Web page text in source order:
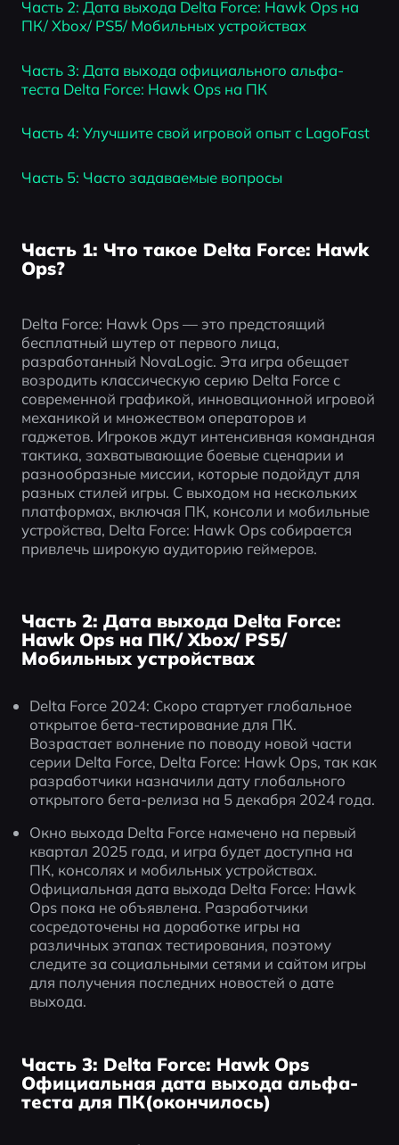
Часть 2: Дата выхода Delta Force: Hawk Ops на
ПК/ Xbox/ PS5/ Мобильных устройствах
Часть 3: Дата выхода официального альфа-
теста Delta Force: Hawk Ops на ПК
Часть 4: Улучшите свой игровой опыт с LagoFast
Часть 5: Часто задаваемые вопросы
Часть 1: Что такое Delta Force: Hawk
Ops?
Delta Force: Hawk Ops — это предстоящий
бесплатный шутер от первого лица,
разработанный NovaLogic. Эта игра обещает
возродить классическую серию Delta Force с
современной графикой, инновационной игровой
механикой и множеством операторов и
гаджетов. Игроков ждут интенсивная командная
тактика, захватывающие боевые сценарии и
разнообразные миссии, которые подойдут для
разных стилей игры. С выходом на нескольких
платформах, включая ПК, консоли и мобильные
устройства, Delta Force: Hawk Ops собирается
привлечь широкую аудиторию геймеров.
Часть 2: Дата выхода Delta Force:
Hawk Ops на ПК/ Xbox/ PS5/
Мобильных устройствах
Delta Force 2024: Скоро стартует глобальное
открытое бета-тестирование для ПК.
Возрастает волнение по поводу новой части
серии Delta Force, Delta Force: Hawk Ops, так как
разработчики назначили дату глобального
открытого бета-релиза на 5 декабря 2024 года.
Окно выхода Delta Force намечено на первый
квартал 2025 года, и игра будет доступна на
ПК, консолях и мобильных устройствах.
Официальная дата выхода Delta Force: Hawk
Ops пока не объявлена. Разработчики
сосредоточены на доработке игры на
различных этапах тестирования, поэтому
следите за социальными сетями и сайтом игры
для получения последних новостей о дате
выхода.
Часть 3: Delta Force: Hawk Ops
Официальная дата выхода альфа-
теста для ПК(окончилось)